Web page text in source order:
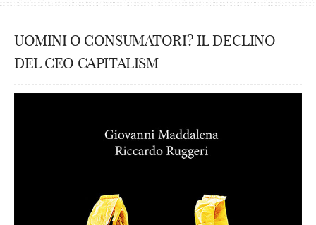
UOMINI O CONSUMATORI? IL DECLINO
DEL CEO CAPITALISM